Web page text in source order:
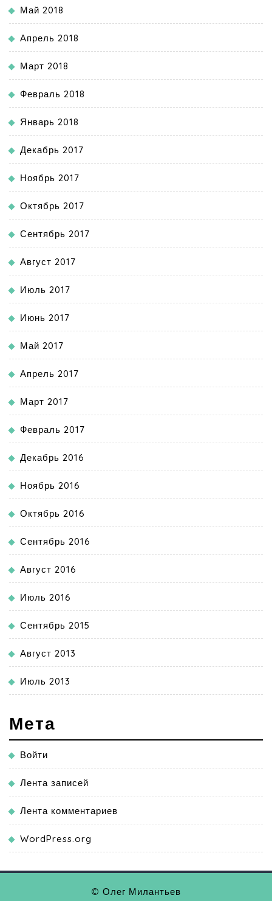
Май 2018
Апрель 2018
Март 2018
Февраль 2018
Январь 2018
Декабрь 2017
Ноябрь 2017
Октябрь 2017
Сентябрь 2017
Август 2017
Июль 2017
Июнь 2017
Май 2017
Апрель 2017
Март 2017
Февраль 2017
Декабрь 2016
Ноябрь 2016
Октябрь 2016
Сентябрь 2016
Август 2016
Июль 2016
Сентябрь 2015
Август 2013
Июль 2013
Мета
Войти
Лента записей
Лента комментариев
WordPress.org
© Олег Милантьев